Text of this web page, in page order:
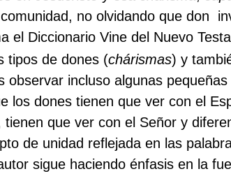
no olvidando que don
el Diccionario Vine del Nuevo
tipos de dones (chárismas) y
incluso algunas
los dones tienen que ver con el
que ver con el Señor y
de unidad reflejada en las
sigue haciendo énfasis en la